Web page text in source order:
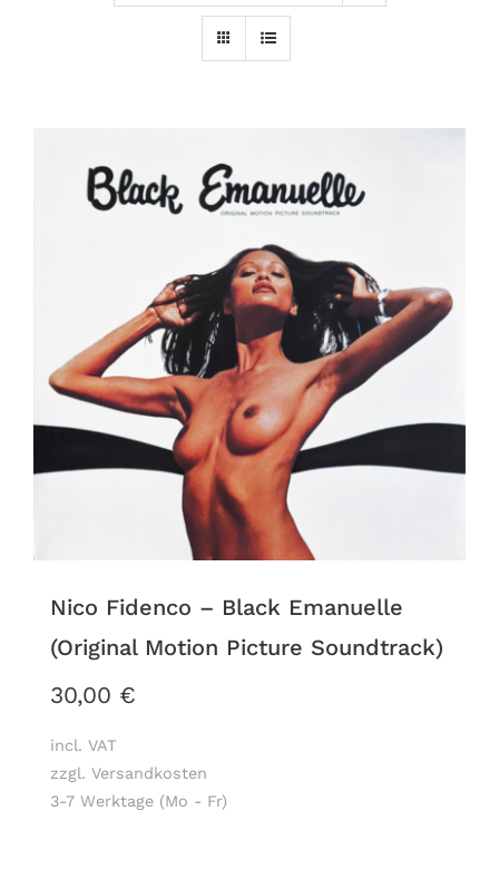
Nico Fidenco – Black Emanuelle
(Original Motion Picture Soundtrack)
30,00 €
incl. VAT
zzgl. Versandkosten
3-7 Werktage (Mo - Fr)